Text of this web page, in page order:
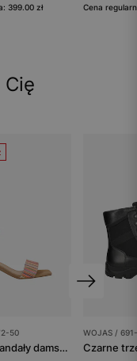
399.00 zł
Cena
50
Kolorowe sandały damskie na niskim obcasie
WOJAS /